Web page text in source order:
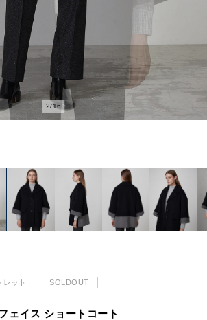
2/16
レット SOLDOUT
ェイス ショートコート